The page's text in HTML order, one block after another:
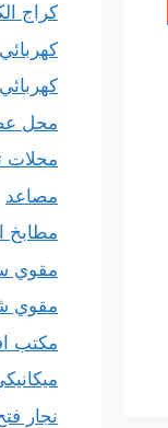
كراج
محل
محلات
مصاعد
مطابخ
مقوي
مقوي
مكتب
نجار